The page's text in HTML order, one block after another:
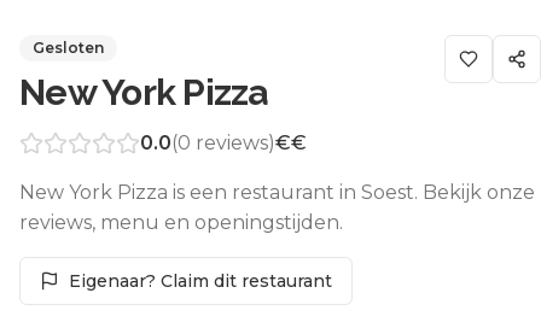
Gesloten
New York Pizza
0.0(0 reviews)€€
New York Pizza is een restaurant in Soest. Bekijk onze
reviews, menu en openingstijden.
Eigenaar? Claim dit restaurant